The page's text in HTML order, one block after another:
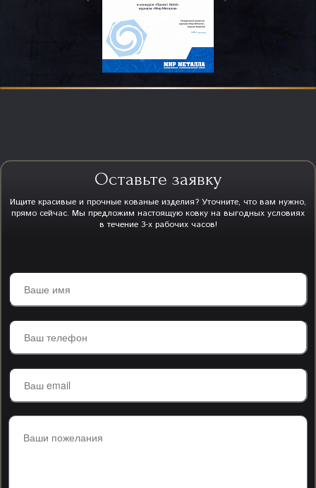
Оставьте заявку
Ищите красивые и прочные кованые изделия? Уточните, что вам нужно,
прямо сейчас. Мы предложим настоящую ковку на выгодных условиях
в течение 3-х рабочих часов!